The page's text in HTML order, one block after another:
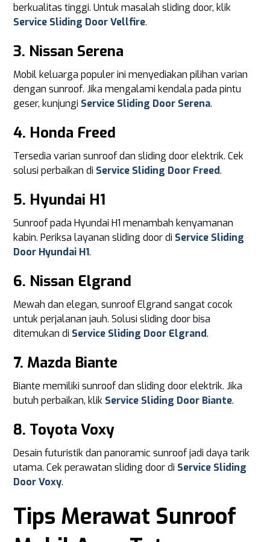
berkualitas tinggi. Untuk masalah sliding door, klik
Service Sliding Door Vellfire.
3. Nissan Serena
Mobil keluarga populer ini menyediakan pilihan varian
dengan sunroof. Jika mengalami kendala pada pintu
geser, kunjungi Service Sliding Door Serena.
4. Honda Freed
Tersedia varian sunroof dan sliding door elektrik. Cek
solusi perbaikan di Service Sliding Door Freed.
5. Hyundai H1
Sunroof pada Hyundai H1 menambah kenyamanan
kabin. Periksa layanan sliding door di Service Sliding
Door Hyundai H1.
6. Nissan Elgrand
Mewah dan elegan, sunroof Elgrand sangat cocok
untuk perjalanan jauh. Solusi sliding door bisa
ditemukan di Service Sliding Door Elgrand.
7. Mazda Biante
Biante memiliki sunroof dan sliding door elektrik. Jika
butuh perbaikan, klik Service Sliding Door Biante.
8. Toyota Voxy
Desain futuristik dan panoramic sunroof jadi daya tarik
utama. Cek perawatan sliding door di Service Sliding
Door Voxy.
Tips Merawat Sunroof